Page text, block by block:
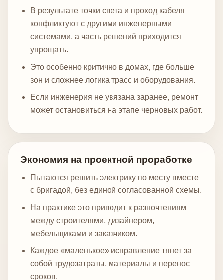
В результате точки света и проход кабеля
конфликтуют с другими инженерными
системами, а часть решений приходится
упрощать.
Это особенно критично в домах, где больше
зон и сложнее логика трасс и оборудования.
Если инженерия не увязана заранее, ремонт
может остановиться на этапе черновых работ.
Экономия на проектной проработке
Пытаются решить электрику по месту вместе
с бригадой, без единой согласованной схемы.
На практике это приводит к разночтениям
между строителями, дизайнером,
мебельщиками и заказчиком.
Каждое «маленькое» исправление тянет за
собой трудозатраты, материалы и перенос
сроков.